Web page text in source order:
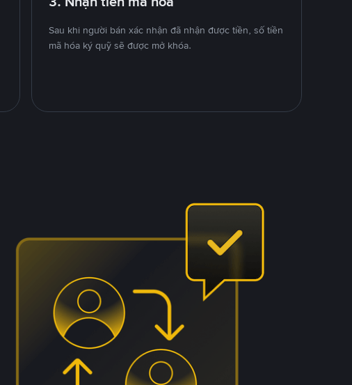
Sau khi người bán xác nhận đã nhận được tiền, số tiền
mã hóa ký quỹ sẽ được mở khóa.